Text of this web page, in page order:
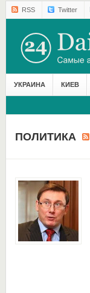
RSS Twitter
УКРАИНА КИЕВ
ПОЛИТИКА